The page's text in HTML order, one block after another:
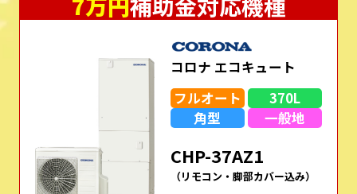
コロナ エコキュート
フルオート
370L
角型
一般地
CHP-37AZ1
（リモコン・脚部カバー込み）